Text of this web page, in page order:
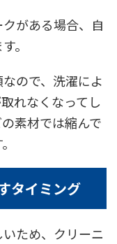
がある場合、自
。
ので、洗濯によ
れなくなってし
素材では縮んで
タイミング
ため、クリーニ